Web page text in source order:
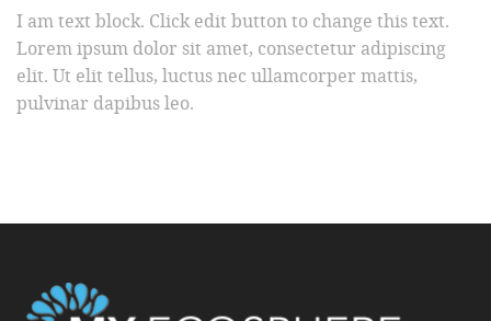
I am text block. Click edit button to change this text.
Lorem ipsum dolor sit amet, consectetur adipiscing
elit. Ut elit tellus, luctus nec ullamcorper mattis,
pulvinar dapibus leo.